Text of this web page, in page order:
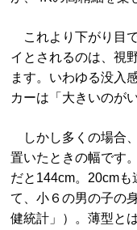
これより下がり目
イとされるのは、視
ます。いわゆる没入
カーは「大きいのが
しかし多くの場合
置いたときの幅です
だと144cm。20cm
て、小６の男の子の
健統計」）。薄型と